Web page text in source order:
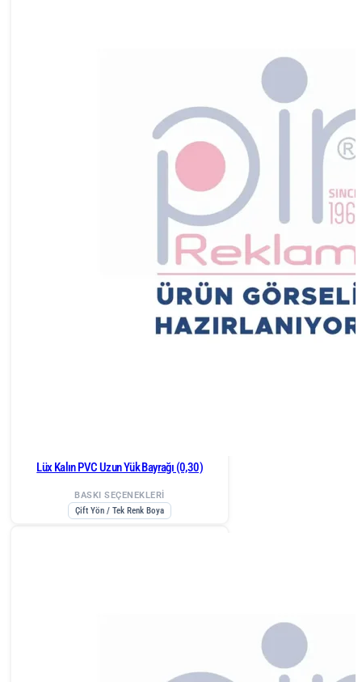
Lüx Kalın PVC Uzun Yük Bayrağı (0,30)
BASKI SEÇENEKLERİ
Çift Yön / Tek Renk Boya